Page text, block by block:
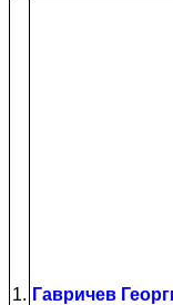
1. Гавричев